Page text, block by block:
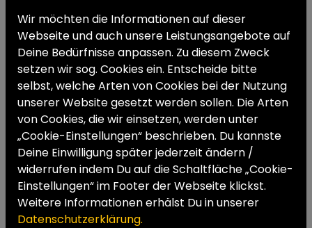
Ausbilder*innen
Sportpädagog*innen
Erlebnispädagog*innen
Verwaltung
Duales Studium
Bundesfreiwilligendienst
Wir möchten die Informationen auf dieser
Webseite und auch unsere Leistungsangebote auf
Deine Bedürfnisse anpassen. Zu diesem Zweck
setzen wir sog. Cookies ein. Entscheide bitte
selbst, welche Arten von Cookies bei der Nutzung
unserer Website gesetzt werden sollen. Die Arten
von Cookies, die wir einsetzen, werden unter
„Cookie-Einstellungen“ beschrieben. Du kannste
Deine Einwilligung später jederzeit ändern /
widerrufen indem Du auf die Schaltfläche „Cookie-
Einstellungen“ im Footer der Webseite klickst.
Weitere Informationen erhälst Du in unserer
Datenschutzerklärung.